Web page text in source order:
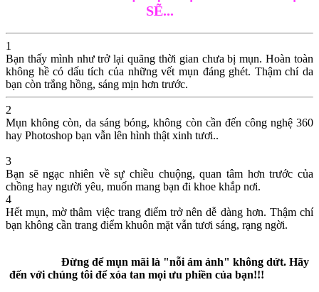
SẼ...
1
Bạn thấy mình như trở lại quãng thời gian chưa bị mụn. Hoàn toàn
không hề có dấu tích của những vết mụn đáng ghét. Thậm chí da
bạn còn trắng hồng, sáng mịn hơn trước.
2
Mụn không còn, da sáng bóng, không còn cần đến công nghệ 360
hay Photoshop bạn vẫn lên hình thật xinh tươi..
3
Bạn sẽ ngạc nhiên về sự chiều chuộng, quan tâm hơn trước của
chồng hay người yêu, muốn mang bạn đi khoe khắp nơi.
4
Hết mụn, mờ thâm việc trang điểm trở nên dễ dàng hơn. Thậm chí
bạn không cần trang điểm khuôn mặt vẫn tươi sáng, rạng ngời.
Đừng để mụn mãi là "nỗi ám ảnh" không dứt. Hãy
đến với chúng tôi để xóa tan mọi ưu phiền của bạn!!!